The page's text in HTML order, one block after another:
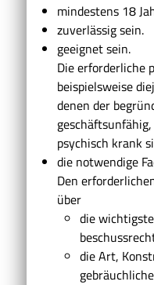
mindestens 18
zuverlässig sein.
geeignet sein.
Die erforderliche
beispielsweise
denen der
psychisch krank
die notwendige
Den
über
die
die Art,